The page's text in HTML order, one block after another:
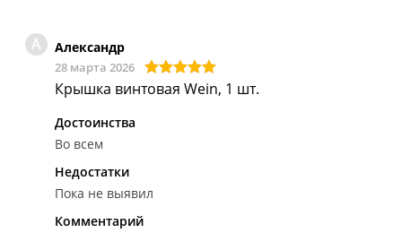
А Александр
28 марта 2026
Крышка винтовая Wein, 1 шт.
Достоинства
Во всем
Недостатки
Пока не выявил
Комментарий